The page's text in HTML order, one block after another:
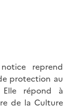
reprend
protection au
Elle répond à
de la Culture